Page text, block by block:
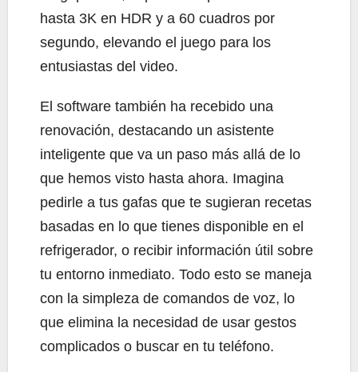
hasta 3K en HDR y a 60 cuadros por
segundo, elevando el juego para los
entusiastas del video.
El software también ha recebido una
renovación, destacando un asistente
inteligente que va un paso más allá de lo
que hemos visto hasta ahora. Imagina
pedirle a tus gafas que te sugieran recetas
basadas en lo que tienes disponible en el
refrigerador, o recibir información útil sobre
tu entorno inmediato. Todo esto se maneja
con la simpleza de comandos de voz, lo
que elimina la necesidad de usar gestos
complicados o buscar en tu teléfono.